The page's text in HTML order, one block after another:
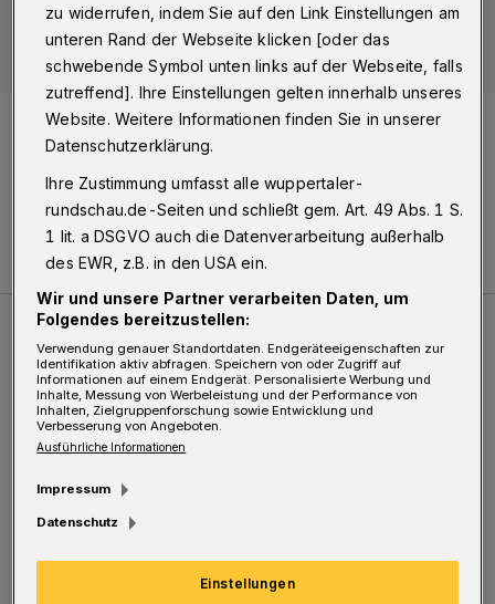
Weitere Bilderstrecken
Sommer in der Elberfelder City
zu widerrufen, indem Sie auf den Link Einstellungen am
unteren Rand der Webseite klicken [oder das
schwebende Symbol unten links auf der Webseite, falls
zutreffend]. Ihre Einstellungen gelten innerhalb unseres
Website. Weitere Informationen finden Sie in unserer
Datenschutzerklärung.
Ihre Zustimmung umfasst alle wuppertaler-
rundschau.de-Seiten und schließt gem. Art. 49 Abs. 1 S.
1 lit. a DSGVO auch die Datenverarbeitung außerhalb
des EWR, z.B. in den USA ein.
Wir und unsere Partner verarbeiten Daten, um
Folgendes bereitzustellen:
Verwendung genauer Standortdaten. Endgeräteeigenschaften zur
Identifikation aktiv abfragen. Speichern von oder Zugriff auf
Informationen auf einem Endgerät. Personalisierte Werbung und
Inhalte, Messung von Werbeleistung und der Performance von
Inhalten, Zielgruppenforschung sowie Entwicklung und
Verbesserung von Angeboten.
Ausführliche Informationen
Impressum
Datenschutz
Einstellungen